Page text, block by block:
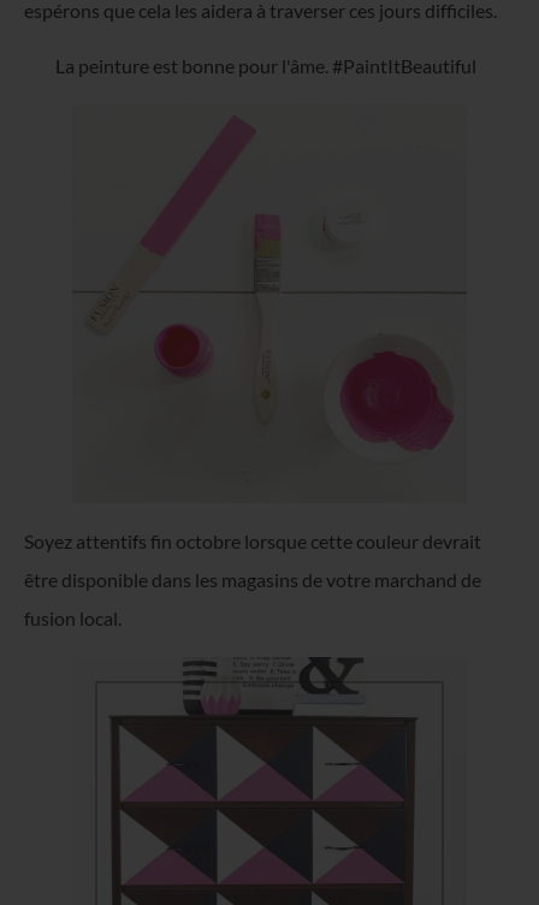
espérons que cela les aidera à traverser ces jours difficiles.
La peinture est bonne pour l'âme. #PaintItBeautiful
Soyez attentifs fin octobre lorsque cette couleur devrait
être disponible dans les magasins de votre marchand de
fusion local.